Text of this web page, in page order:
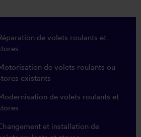
de volets roulants et
de volets roulants ou
existants
de volets roulants et
et installation de